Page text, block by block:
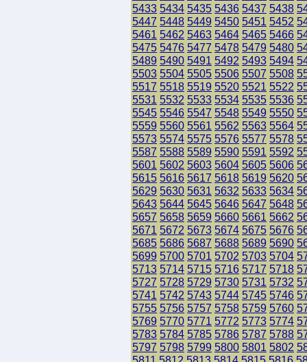
5433 5434 5435 5436 5437 5438
5447 5448 5449 5450 5451 5452
5461 5462 5463 5464 5465 5466
5475 5476 5477 5478 5479 5480
5489 5490 5491 5492 5493 5494
5503 5504 5505 5506 5507 5508
5517 5518 5519 5520 5521 5522
5531 5532 5533 5534 5535 5536
5545 5546 5547 5548 5549 5550
5559 5560 5561 5562 5563 5564
5573 5574 5575 5576 5577 5578
5587 5588 5589 5590 5591 5592
5601 5602 5603 5604 5605 5606
5615 5616 5617 5618 5619 5620
5629 5630 5631 5632 5633 5634
5643 5644 5645 5646 5647 5648
5657 5658 5659 5660 5661 5662
5671 5672 5673 5674 5675 5676
5685 5686 5687 5688 5689 5690
5699 5700 5701 5702 5703 5704
5713 5714 5715 5716 5717 5718
5727 5728 5729 5730 5731 5732
5741 5742 5743 5744 5745 5746
5755 5756 5757 5758 5759 5760
5769 5770 5771 5772 5773 5774
5783 5784 5785 5786 5787 5788
5797 5798 5799 5800 5801 5802